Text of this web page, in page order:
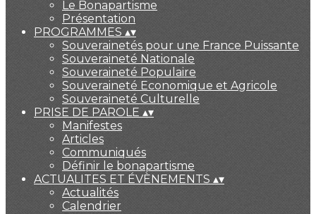
Le Bonapartisme
Présentation
PROGRAMMES ▴▾
Souverainetés pour une France Puissante
Souveraineté Nationale
Souveraineté Populaire
Souveraineté Economique et Agricole
Souveraineté Culturelle
PRISE DE PAROLE ▴▾
Manifestes
Articles
Communiqués
Définir le bonapartisme
ACTUALITES ET ÉVÈNEMENTS ▴▾
Actualités
Calendrier